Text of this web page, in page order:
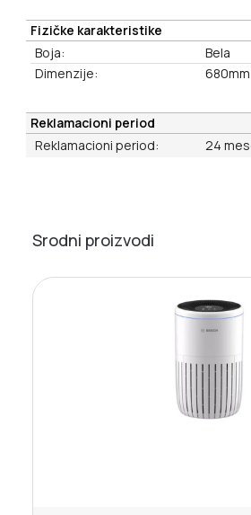
Fizičke karakteristike
Boja:
Bela
Dimenzije:
Reklamacioni period
Reklamacioni period:
24
Srodni proizvodi